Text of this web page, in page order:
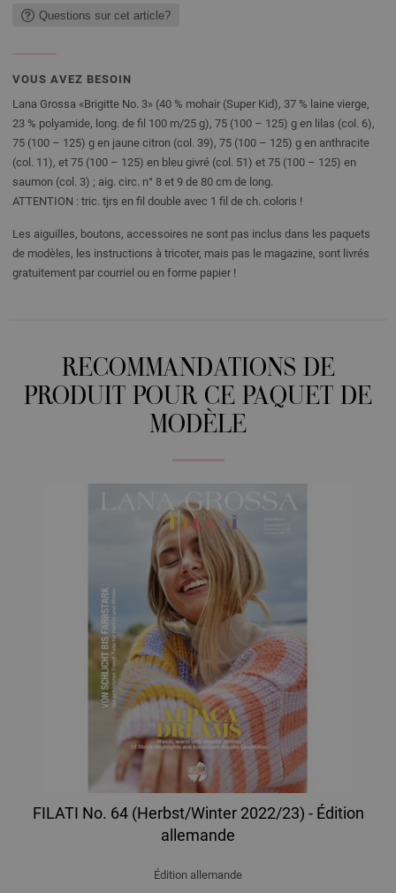
Questions sur cet article?
VOUS AVEZ BESOIN
Lana Grossa «Brigitte No. 3» (40 % mohair (Super Kid), 37 % laine vierge,
23 % polyamide, long. de fil 100 m/25 g), 75 (100 – 125) g en lilas (col. 6),
75 (100 – 125) g en jaune citron (col. 39), 75 (100 – 125) g en anthracite
(col. 11), et 75 (100 – 125) en bleu givré (col. 51) et 75 (100 – 125) en
saumon (col. 3) ; aig. circ. n° 8 et 9 de 80 cm de long.
ATTENTION : tric. tjrs en fil double avec 1 fil de ch. coloris !
Les aiguilles, boutons, accessoires ne sont pas inclus dans les paquets
de modèles, les instructions à tricoter, mais pas le magazine, sont livrés
gratuitement par courriel ou en forme papier !
RECOMMANDATIONS DE
PRODUIT POUR CE PAQUET DE
MODÈLE
FILATI No. 64 (Herbst/Winter 2022/23) - Édition
allemande
Édition allemande